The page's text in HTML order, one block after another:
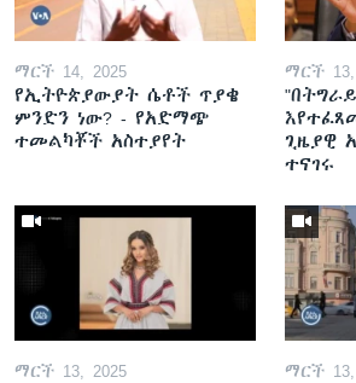
ማርች 14, 2025
የኢትዮጵያውያት ሴቶች ጥያቄ
ምንድን ነው? - የአድማጭ
ተመልካቾች አስተያየት
ማርች 13,
ጊዜያዊ
ተናገሩ
ማርች 13, 2025 ማርች 13,